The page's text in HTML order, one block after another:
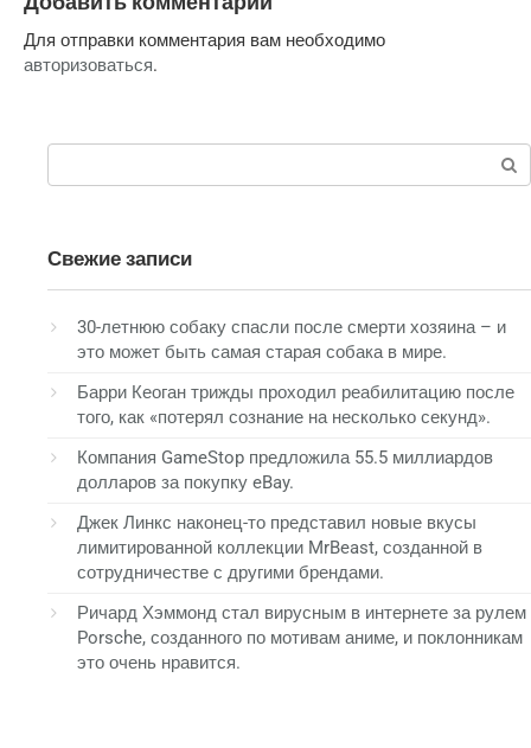
Для отправки комментария вам необходимо
авторизоваться.
Поиск:
Свежие записи
30-летнюю собаку спасли после смерти хозяина – и
это может быть самая старая собака в мире.
Барри Кеоган трижды проходил реабилитацию после
того, как «потерял сознание на несколько секунд».
Компания GameStop предложила 55.5 миллиардов
долларов за покупку eBay.
Джек Линкс наконец-то представил новые вкусы
лимитированной коллекции MrBeast, созданной в
сотрудничестве с другими брендами.
Ричард Хэммонд стал вирусным в интернете за рулем
Porsche, созданного по мотивам аниме, и поклонникам
это очень нравится.